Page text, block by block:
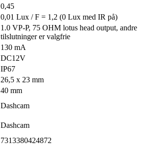
0,45
0,01 Lux / F = 1,2 (0 Lux med IR på)
1.0 VP-P, 75 OHM lotus head output, andre
tilslutninger er valgfrie
130 mA
DC12V
IP67
26,5 x 23 mm
40 mm
Dashcam
Dashcam
7313380424872